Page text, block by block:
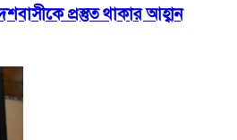
প্রস্তুত থাকার আহ্বান